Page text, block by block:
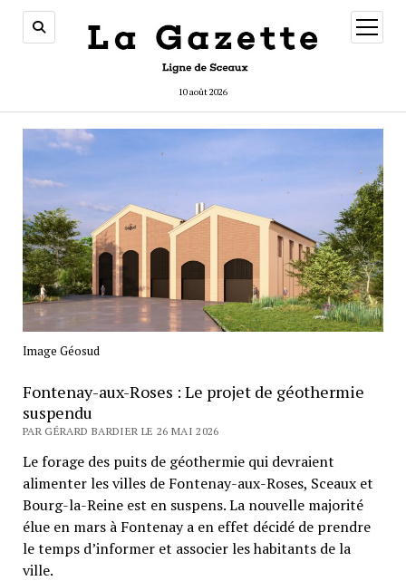
10 août 2026
ouvrir
menu
Image Géosud
Fontenay-aux-Roses : Le projet de géothermie
suspendu
PAR GÉRARD BARDIER LE 26 MAI 2026
Le forage des puits de géothermie qui devraient
alimenter les villes de Fontenay-aux-Roses, Sceaux et
Bourg-la-Reine est en suspens. La nouvelle majorité
élue en mars à Fontenay a en effet décidé de prendre
le temps d’informer et associer les habitants de la
ville.